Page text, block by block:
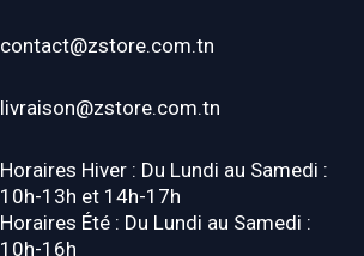
contact@zstore.com.tn
livraison@zstore.com.tn
Horaires Hiver : Du Lundi au Samedi :
10h-13h et 14h-17h
Horaires Été : Du Lundi au Samedi :
10h-16h